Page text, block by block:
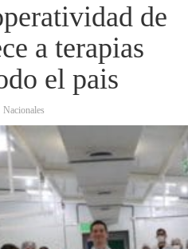
de
a terapias
el pais
Nacionales